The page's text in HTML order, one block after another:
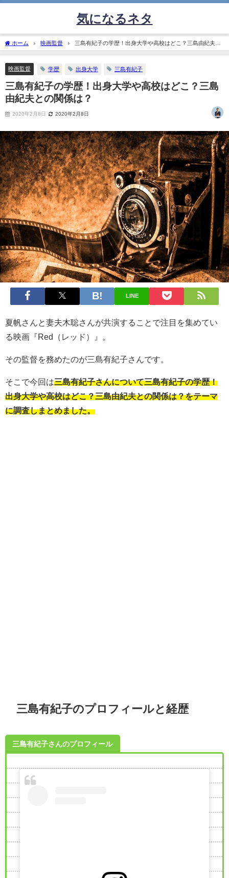
気になるネタ
ホーム 映画監督
三島有紀子の学歴！出身大学や高校はどこ？三島由紀夫と
の関係は？
映画監督 学歴 出身大学 三島有紀子
三島有紀子の学歴！出身大学や高校はどこ？三島
由紀夫との関係は？
2020年2月8日 2020年2月8日
LINE
夏帆さんと妻夫木聡さんが共演することで注目を集めてい
る映画『Red（レッド）』。
その監督を務めたのが三島有紀子さんです。
そこで今回は三島有紀子さんについて三島有紀子の学歴！
出身大学や高校はどこ？三島由紀夫との関係は？をテーマ
に調査しまとめました。
三島有紀子のプロフィールと経歴
三島有紀子さんのプロフィール